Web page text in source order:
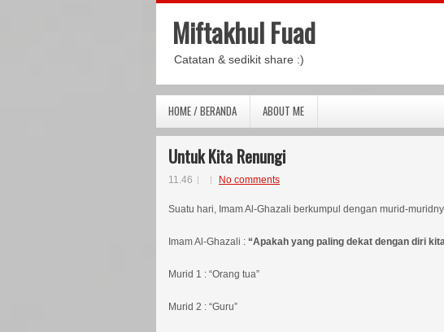
Miftakhul Fuad
Catatan & sedikit share :)
HOME / BERANDA ABOUT ME
Untuk Kita Renungi
11.46 No comments
Suatu hari, Imam Al-Ghazali berkumpul dengan murid-
Imam Al-Ghazali : “Apakah yang paling dekat dengan diri
Murid 1 : “Orang tua”
Murid 2 : “Guru”